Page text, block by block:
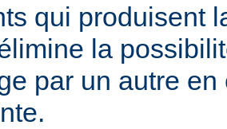
qui produisent
la
par un autre